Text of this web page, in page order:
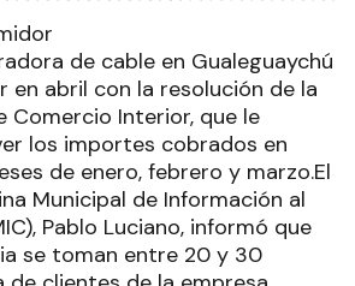
de cable en Gualeguaychú
en abril con la resolución de la
Comercio Interior, que le
los importes cobrados en
de enero, febrero y marzo.El
Municipal de Información al
Pablo Luciano, informó que
se toman entre 20 y 30